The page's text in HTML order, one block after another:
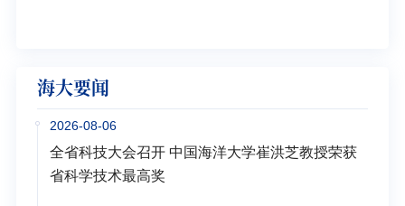
海大要闻
2026-08-06
全省科技大会召开 中国海洋大学崔洪芝教授荣获
省科学技术最高奖